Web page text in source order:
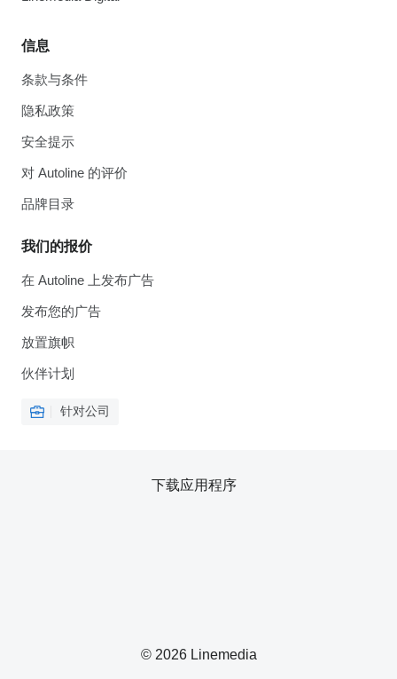
信息
条款与条件
隐私政策
安全提示
对 Autoline 的评价
品牌目录
我们的报价
在 Autoline 上发布广告
发布您的广告
放置旗帜
伙伴计划
针对公司
© 2026 Linemedia
下载应用程序